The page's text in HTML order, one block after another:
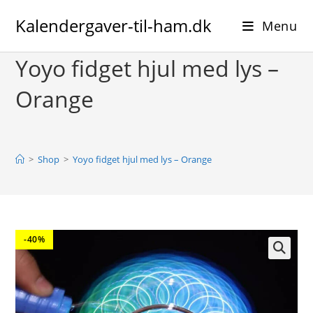
Kalendergaver-til-ham.dk Menu
Yoyo fidget hjul med lys –
Orange
> Shop > Yoyo fidget hjul med lys – Orange
-40%